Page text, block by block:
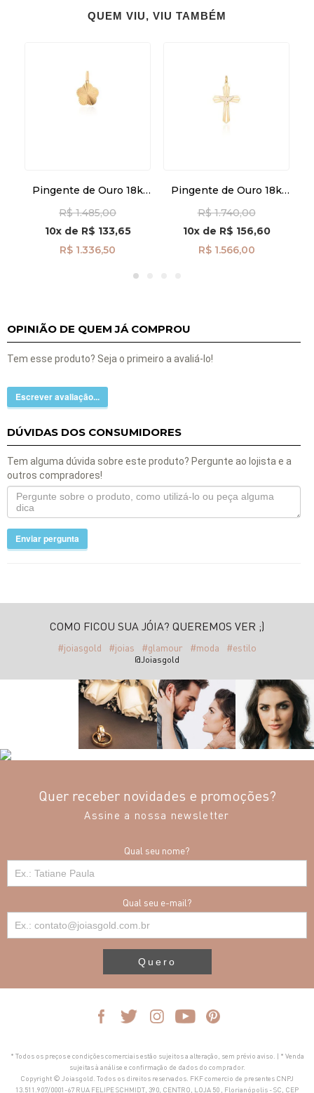
QUEM VIU, VIU TAMBÉM
Pingente de Ouro 18k
R$ 1.485,00
10xde R$ 133,65
R$ 1.336,50
Pingente de Ouro 18k
Espírito Santo Rodinado
pi24490
R$ 1.740,00
10xde R$ 156,60
R$ 1.566,00
OPINIÃO DE QUEM JÁ COMPROU
Tem esse produto? Seja o primeiro a avaliá-lo!
Escrever avaliação...
DÚVIDAS DOS CONSUMIDORES
Tem alguma dúvida sobre este produto? Pergunte ao lojista e a
outros compradores!
Enviar pergunta
COMO FICOU SUA JÓIA? QUEREMOS VER ;)
#joiasgold #joias #glamour #moda #estilo
@Joiasgold
Quer receber novidades e promoções?
Assine a nossa newsletter
Qual seu nome?
Qual seu e-mail?
Quero
* Todos os preços e condições comerciais estão sujeitos a alteração, sem prévio aviso. | * Venda
sujeitas à análise e confirmação de dados do comprador.
Copyright © Joiasgold. Todos os direitos reservados. FKF comercio de presentes CNPJ
13.511.907/0001-67 RUA FELIPE SCHMIDT, 390, CENTRO, LOJA 50 , Florianópolis - SC, CEP